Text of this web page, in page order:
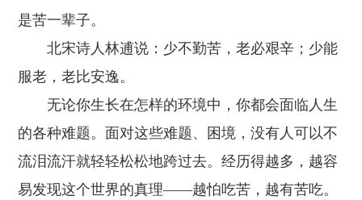
是苦一辈子。
北宋诗人林逋说：少不勤苦，老必艰辛；少能
服老，老比安逸。
无论你生长在怎样的环境中，你都会面临人生
的各种难题。面对这些难题、困境，没有人可以不
流泪流汗就轻轻松松地跨过去。经历得越多，越容
易发现这个世界的真理――越怕吃苦，越有苦吃。